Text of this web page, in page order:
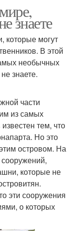
знаете
которые могут
В этой
необычных
знаете.
части
из самых
тем, что
Но это
островом. На
которые не
эти сооружения
о которых